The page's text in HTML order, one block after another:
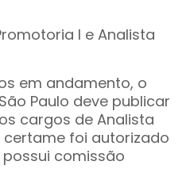
I e Analista
em andamento, o
Paulo deve publicar
cargos de Analista
certame foi autorizado
possui comissão